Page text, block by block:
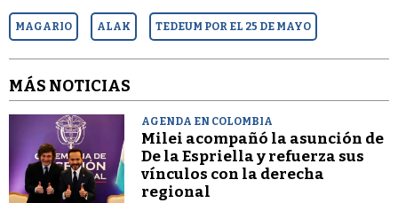
MAGARIO ALAK TEDEUM POR EL 25 DE MAYO
MÁS NOTICIAS
AGENDA EN COLOMBIA
Milei acompañó la asunción de
De la Espriella y refuerza sus
vínculos con la derecha
regional